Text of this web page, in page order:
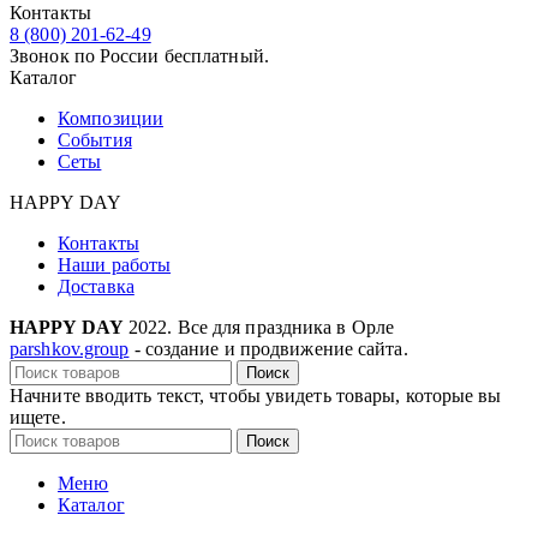
Контакты
8 (800) 201-62-49
Звонок по России бесплатный.
Каталог
Композиции
События
Сеты
HAPPY DAY
Контакты
Наши работы
Доставка
HAPPY DAY 2022. Все для праздника в Орле
parshkov.group - создание и продвижение сайта.
Поиск
Начните вводить текст, чтобы увидеть товары, которые вы
ищете.
Поиск
Меню
Каталог